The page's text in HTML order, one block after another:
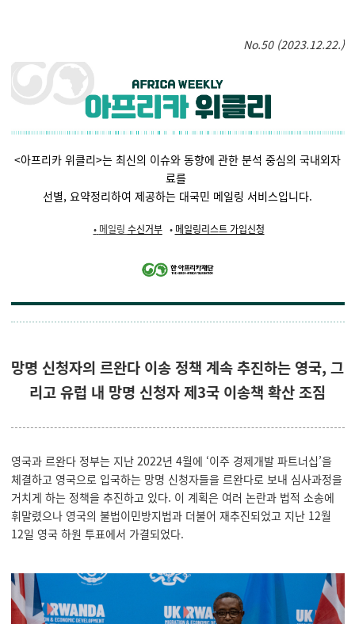
No.50 (2023.12.22.)
<아프리카 위클리>는 최신의 이슈와 동향에 관한 분석 중심의 국내외자
료를
선별, 요약정리하여 제공하는 대국민 메일링 서비스입니다.
• 메일링 수신거부 • 메일링리스트 가입신청
망명 신청자의 르완다 이송 정책 계속 추진하는 영국, 그
리고 유럽 내 망명 신청자 제3국 이송책 확산 조짐
영국과 르완다 정부는 지난 2022년 4월에 ‘이주 경제개발 파트너십’을
체결하고 영국으로 입국하는 망명 신청자들을 르완다로 보내 심사과정을
거치게 하는 정책을 추진하고 있다. 이 계획은 여러 논란과 법적 소송에
휘말렸으나 영국의 불법이민방지법과 더불어 재추진되었고 지난 12월
12일 영국 하원 투표에서 가결되었다.